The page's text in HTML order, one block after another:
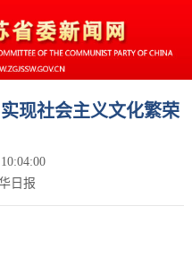
现社会主义文化繁荣
日报